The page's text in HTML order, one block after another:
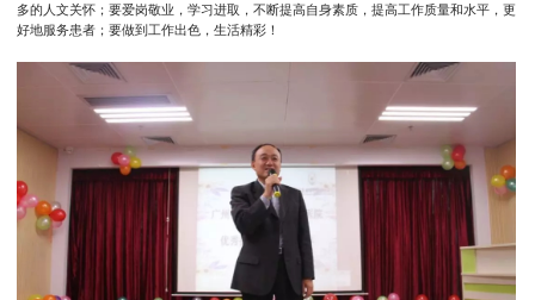
多的人文关怀；要爱岗敬业，学习进取，不断提高自身素质，提高工作质量和水平，更
好地服务患者；要做到工作出色，生活精彩！